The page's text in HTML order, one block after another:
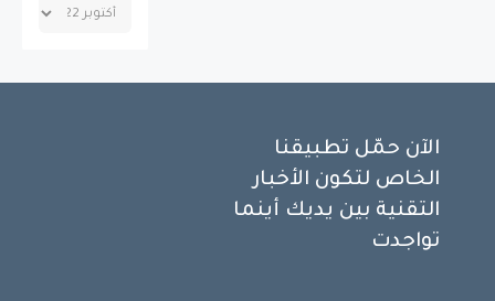
الآن حمّل تطبيقنا
الخاص لتكون الأخبار
التقنية بين يديك أينما
تواجدت